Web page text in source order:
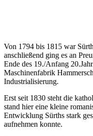
Von 1794 bis 1815 war
anschließend ging es an
Ende des 19./Anfang
Maschinenfabrik
Industrialisierung.
Erst seit 1830 steht die
stand hier eine kleine
Entwicklung Sürths stark
aufnehmen konnte.